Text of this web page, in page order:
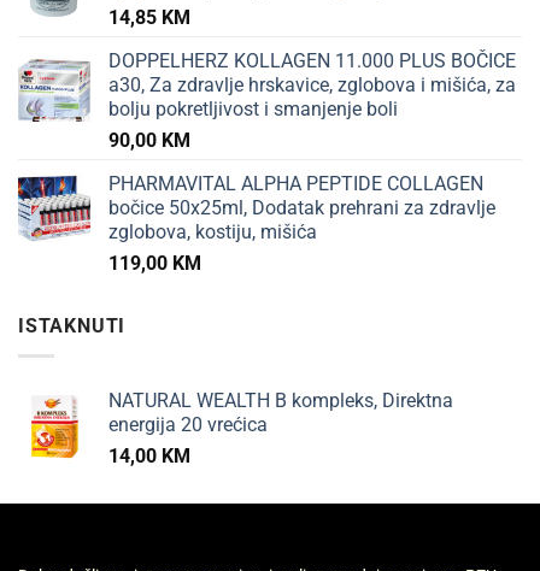
14,85 KM
DOPPELHERZ KOLLAGEN 11.000 PLUS BOČICE
a30, Za zdravlje hrskavice, zglobova i mišića, za
bolju pokretljivost i smanjenje boli
90,00 KM
PHARMAVITAL ALPHA PEPTIDE COLLAGEN
bočice 50x25ml, Dodatak prehrani za zdravlje
zglobova, kostiju, mišića
119,00 KM
ISTAKNUTI
NATURAL WEALTH B kompleks, Direktna
energija 20 vrećica
14,00 KM